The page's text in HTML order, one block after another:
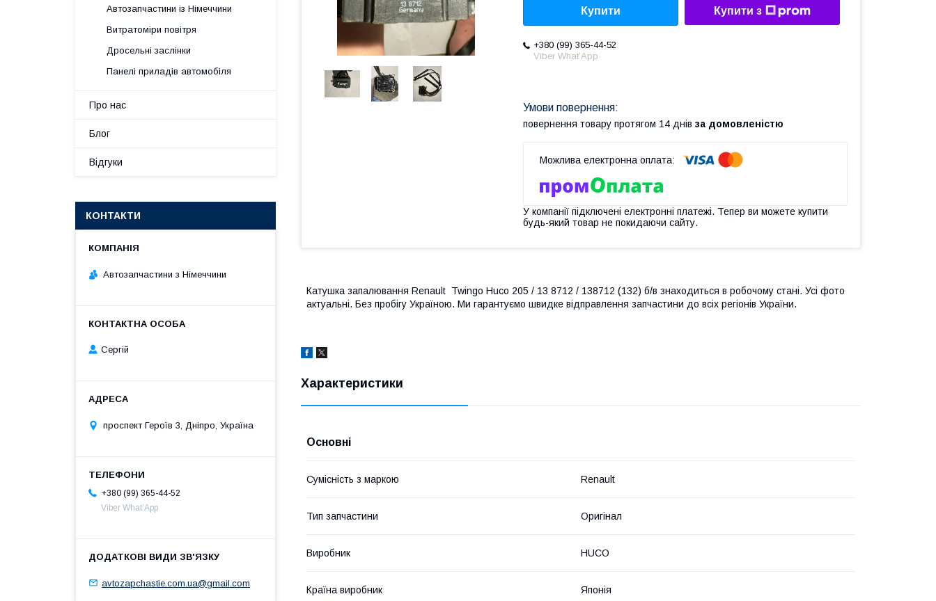
Купити Купити з
+380 (99) 365-44-52
Viber What’App
повернення товару протягом 14 днів за домовленістю
У компанії підключені електронні платежі. Тепер ви можете купити
будь-який товар не покидаючи сайту.
Катушка запалювання Renault Twingo Huco 205 / 13 8712 / 138712 (132) б/в знаходиться в робочому стані. Усі фото
актуальні. Без пробігу Україною. Ми гарантуємо швидке відправлення запчастини до всіх регіонів України.
Характеристики
Основні
Сумісність з маркою Renault
Тип запчастини Оригінал
Виробник HUCO
Країна виробник Японія
Автозапчастини із Німеччини
Витратоміри повітря
Дросельні заслінки
Панелі приладів автомобіля
Про нас
Блог
Відгуки
КОНТАКТИ
Автозапчастини з Німеччини
Сергій
проспект Героїв 3, Дніпро, Україна
+380 (99) 365-44-52
Viber What’App
avtozapchastie.com.ua@gmail.com